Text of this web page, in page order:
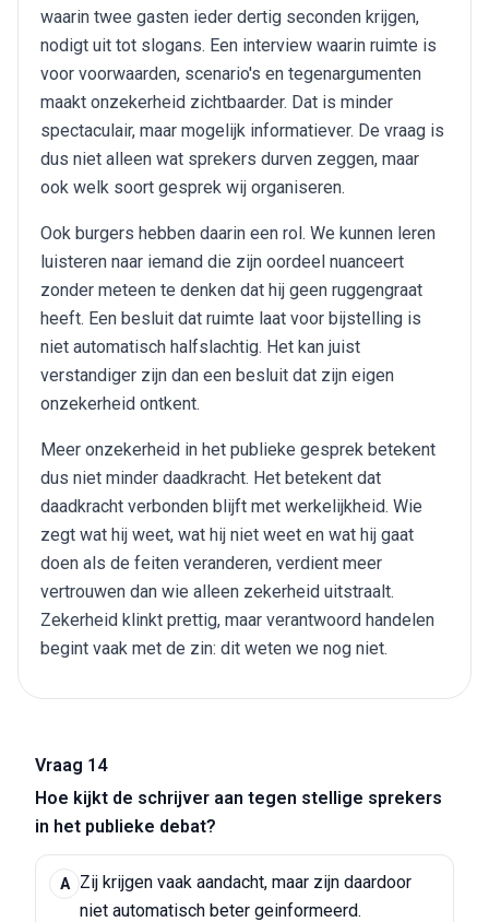
waarin twee gasten ieder dertig seconden krijgen,
nodigt uit tot slogans. Een interview waarin ruimte is
voor voorwaarden, scenario's en tegenargumenten
maakt onzekerheid zichtbaarder. Dat is minder
spectaculair, maar mogelijk informatiever. De vraag is
dus niet alleen wat sprekers durven zeggen, maar
ook welk soort gesprek wij organiseren.
Ook burgers hebben daarin een rol. We kunnen leren
luisteren naar iemand die zijn oordeel nuanceert
zonder meteen te denken dat hij geen ruggengraat
heeft. Een besluit dat ruimte laat voor bijstelling is
niet automatisch halfslachtig. Het kan juist
verstandiger zijn dan een besluit dat zijn eigen
onzekerheid ontkent.
Meer onzekerheid in het publieke gesprek betekent
dus niet minder daadkracht. Het betekent dat
daadkracht verbonden blijft met werkelijkheid. Wie
zegt wat hij weet, wat hij niet weet en wat hij gaat
doen als de feiten veranderen, verdient meer
vertrouwen dan wie alleen zekerheid uitstraalt.
Zekerheid klinkt prettig, maar verantwoord handelen
begint vaak met de zin: dit weten we nog niet.
Vraag 14
Hoe kijkt de schrijver aan tegen stellige sprekers
in het publieke debat?
A
Zij krijgen vaak aandacht, maar zijn daardoor
niet automatisch beter geinformeerd.